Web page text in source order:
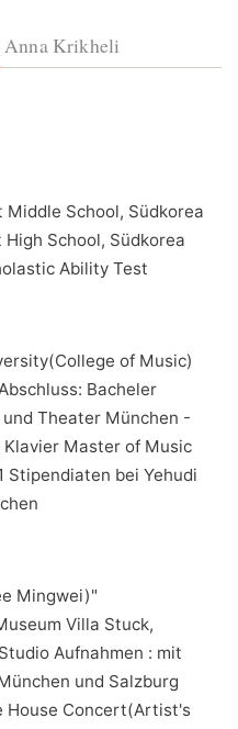
Anna Krikheli
School, Südkorea
School, Südkorea
Ability Test
of Music)
Bacheler
Theater München -
Master of Music
Stipendiaten bei Yehudi
Mingwei)"
Villa Stuck,
Aufnahmen : mit
und Salzburg
House Concert(Artist's